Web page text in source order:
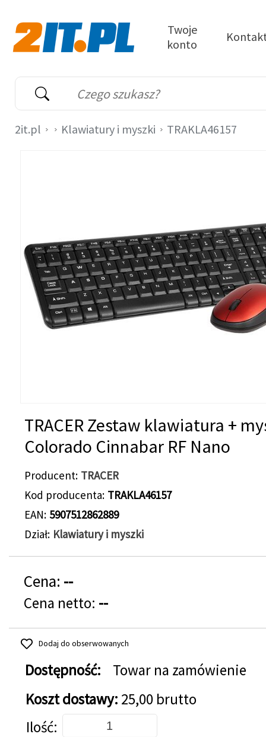
Wyszukiwarka
Słowo kluczowe
Twoje
konto
2it.pl Klawiatury i myszki TRAKLA46157
TRACER Zestaw klawiatura +
Colorado Cinnabar RF Nano
Producent TRACER
Kod producenta TRAKLA46157
EAN 5907512862889
Dział Klawiatury i myszki
Cena: --
Cena netto: --
Dodaj do obserwowanych
Dostępność:
Towar na zamówienie
Koszt dostawy: 25,00 brutto
Dodaj do koszyka
Ilość